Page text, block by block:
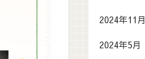
2024年11月
2024年5月